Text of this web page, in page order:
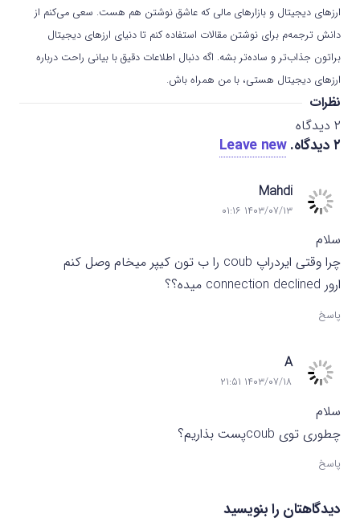
ارزهای دیجیتال و بازارهای مالی که عاشق نوشتن هم هست. سعی می‌کنم از
دانش ترجمه‌م برای نوشتن مقالات استفاده کنم تا دنیای ارزهای دیجیتال
براتون جذاب‌تر و ساده‌تر بشه. اگه دنبال اطلاعات دقیق با بیانی راحت درباره
ارزهای دیجیتال هستی، با من همراه باش.
نظرات
۲ دیدگاه
۲دیدگاه.
Leave new
Mahdi
۱۴۰۳/۰۷/۱۳ ۰۱:۱۶
سلام
چرا وقتی ایردراپ coub را ب تون کیپر میخام وصل کنم
ارور connection declined میده؟؟
پاسخ
A
۱۴۰۳/۰۷/۱۸ ۲۱:۵۱
سلام
چطوری توی coubپست بذاریم؟
پاسخ
دیدگاهتان را بنویسید